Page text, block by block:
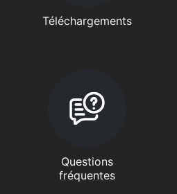
Téléchargements
Questions
fréquentes